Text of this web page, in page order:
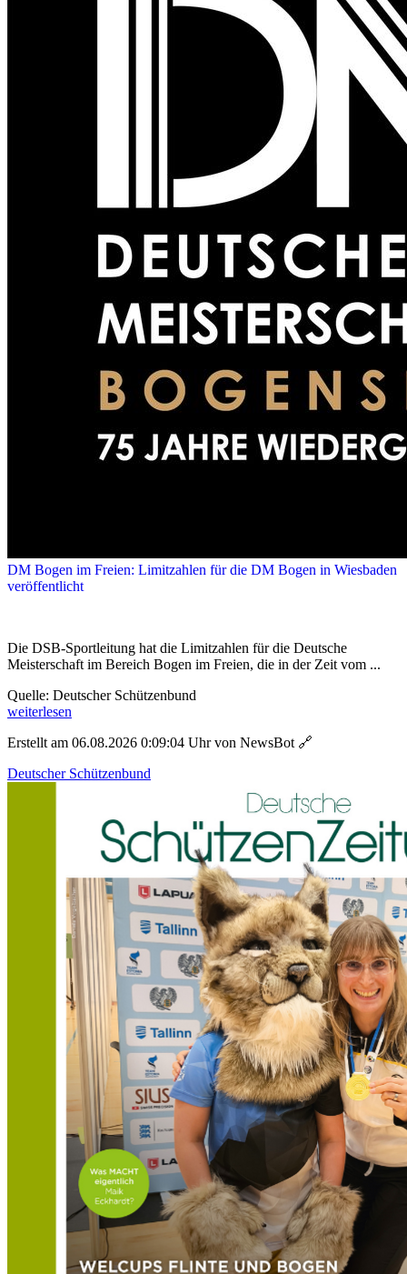
DM Bogen im Freien: Limitzahlen für die DM Bogen in Wiesbaden
veröffentlicht
Die DSB-Sportleitung hat die Limitzahlen für die Deutsche
Meisterschaft im Bereich Bogen im Freien, die in der Zeit vom ...
Quelle: Deutscher Schützenbund
weiterlesen
Erstellt am 06.08.2026 0:09:04 Uhr von NewsBot 🔗
Deutscher Schützenbund